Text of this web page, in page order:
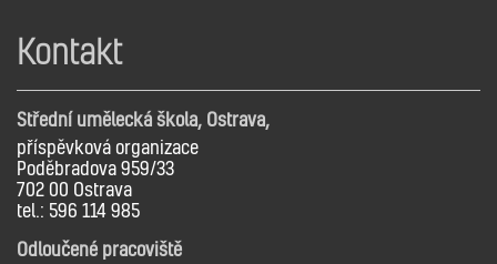
Kontakt
Střední umělecká škola, Ostrava,
příspěvková organizace
Poděbradova 959/33
702 00 Ostrava
tel.: 596 114 985
Odloučené pracoviště